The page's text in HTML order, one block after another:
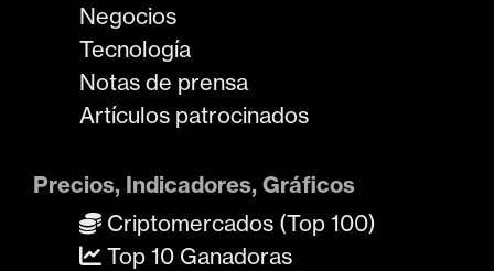
Negocios
Tecnología
Notas de prensa
Artículos patrocinados
Precios, Indicadores, Gráficos
Criptomercados (Top 100)
Top 10 Ganadoras